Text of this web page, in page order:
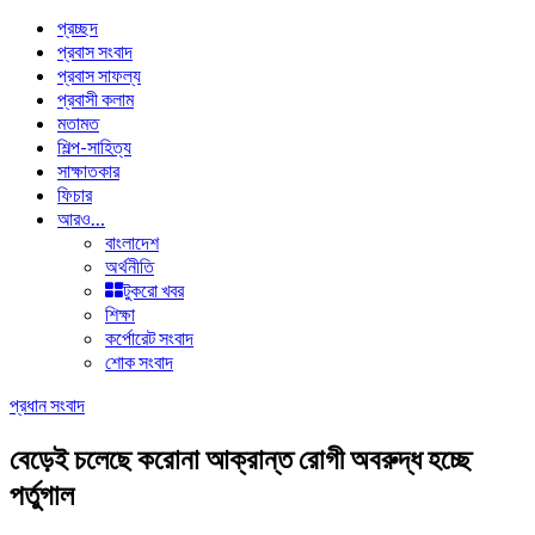
প্রচ্ছদ
প্রবাস সংবাদ
প্রবাস সাফল্য
প্রবাসী কলাম
মতামত
শিল্প-সাহিত্য
সাক্ষাতকার
ফিচার
আরও…
বাংলাদেশ
অর্থনীতি
টুকরো খবর
শিক্ষা
কর্পোরেট সংবাদ
শোক সংবাদ
প্রধান সংবাদ
বেড়েই চলেছে করোনা আক্রান্ত রোগী অবরুদ্ধ হচ্ছে
পর্তুগাল